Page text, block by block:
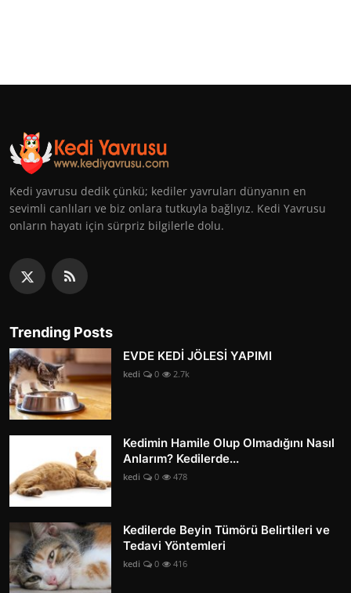
Kedi yavrusu dedik çünkü; kediler yavruları dünyanın en
sevimli canlıları ve biz onlara tutkuyla bağlıyız. Kedi Yavrusu
onların hayatı için sürpriz bilgilerle dolu.
Trending Posts
EVDE KEDİ JÖLESİ YAPIMI
kedi 0 2.7k
Kedimin Hamile Olup Olmadığını Nasıl
Anlarım? Kedilerde...
kedi 0 478
Kedilerde Beyin Tümörü Belirtileri ve
Tedavi Yöntemleri
kedi 0 416